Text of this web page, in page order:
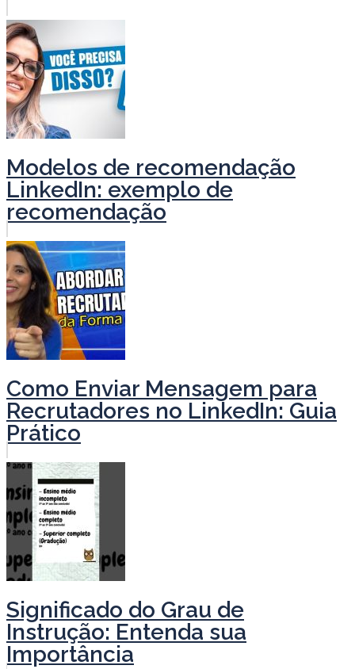
Modelos de recomendação
LinkedIn: exemplo de
recomendação
Como Enviar Mensagem para
Recrutadores no LinkedIn: Guia
Prático
Significado do Grau de
Instrução: Entenda sua
Importância